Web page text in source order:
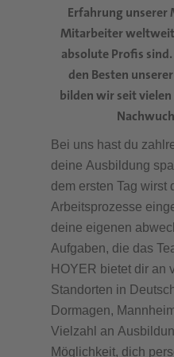
Erfahrung
Mitarbeiter
absolute Profis
den Besten
bilden wir seit vielen
Bei uns hast du
deine Ausbildung
dem ersten Tag wirst
Arbeitsprozesse
deine eigenen
Aufgaben, die das
HOYER bietet dir an
Standorten in
Dormagen,
Vielzahl an
Möglichkeit, dich